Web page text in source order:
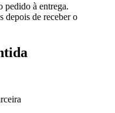
pedido à entrega.
depois de receber o